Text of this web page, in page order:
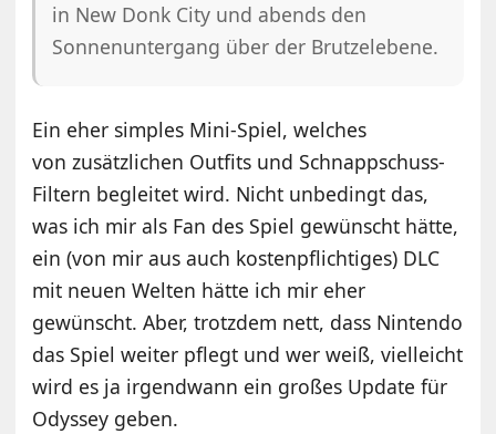
in New Donk City und abends den
Sonnenuntergang über der Brutzelebene.
Ein eher simples Mini-Spiel, welches
von zusätzlichen Outfits und Schnappschuss-
Filtern begleitet wird. Nicht unbedingt das,
was ich mir als Fan des Spiel gewünscht hätte,
ein (von mir aus auch kostenpflichtiges) DLC
mit neuen Welten hätte ich mir eher
gewünscht. Aber, trotzdem nett, dass Nintendo
das Spiel weiter pflegt und wer weiß, vielleicht
wird es ja irgendwann ein großes Update für
Odyssey geben.